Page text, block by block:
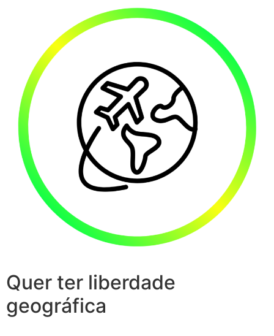
Quer ter liberdade
geográfica